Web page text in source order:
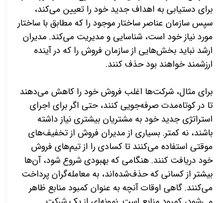
برای دستیابی به اهداف جدید خود را تعیین می‌کند،
سپس سازمان عناصر ساختار موجود را که مطابق با ساختار
مورد نیاز خود است، شناسایی و مدیریت می‌کند. مدیران
ارشد نباید بخش‌هایی از سازمان فروش را که در آینده
ارزشمند خواهند بود حذف کنند.
برای مثال، شرکتها اغلب فروش خود را کاهش میدهند
تا در کوتاهمدت صرفهجویی کنند، حتی اگر برای اجرای
استراتژی جدید خود به مشتریان بیشتری نیاز داشته
باشند، نه کمتر. بسیاری از مدیران فروش از تخفیفهای
موقتی استفاده میکنند تا کسادی را از تیمهای فروش
خود دریافت کنند. هنگامی که بهبودی شروع شود، آن‌ها
بیشتر از کسانی که حذف‌شده‌اند، به معامله‌گران پرداخت
می‌کنند. گاهی اوقات آنچه به عنوان کمبود منابع ظاهر